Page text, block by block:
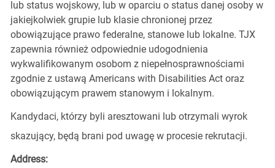
lub status wojskowy, lub w oparciu o status danej osoby w
jakiejkolwiek grupie lub klasie chronionej przez
obowiązujące prawo federalne, stanowe lub lokalne. TJX
zapewnia również odpowiednie udogodnienia
wykwalifikowanym osobom z niepełnosprawnościami
zgodnie z ustawą Americans with Disabilities Act oraz
obowiązującym prawem stanowym i lokalnym.
Kandydaci, którzy byli aresztowani lub otrzymali wyrok
skazujący, będą brani pod uwagę w procesie rekrutacji.
Address: